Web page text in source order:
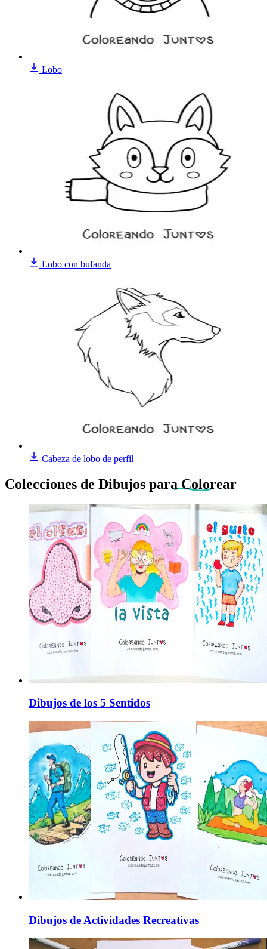
Lobo
Lobo con bufanda
Cabeza de lobo de perfil
Colecciones de Dibujos para Colorear
Dibujos de los 5 Sentidos
Dibujos de Actividades Recreativas